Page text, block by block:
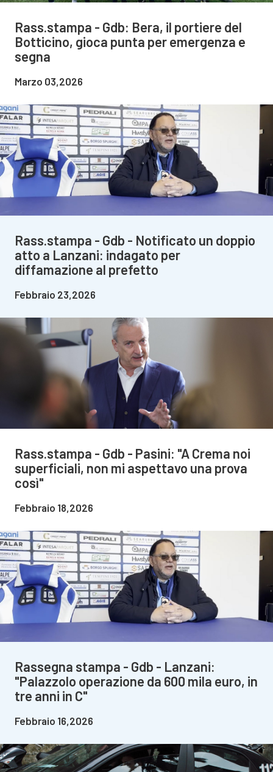
Rass.stampa - Gdb: Bera, il portiere del
Botticino, gioca punta per emergenza e
segna
Marzo 03,2026
Rass.stampa - Gdb - Notificato un doppio
atto a Lanzani: indagato per
diffamazione al prefetto
Febbraio 23,2026
Rass.stampa - Gdb - Pasini: "A Crema noi
superficiali, non mi aspettavo una prova
così"
Febbraio 18,2026
Rassegna stampa - Gdb - Lanzani:
"Palazzolo operazione da 600 mila euro, in
tre anni in C"
Febbraio 16,2026